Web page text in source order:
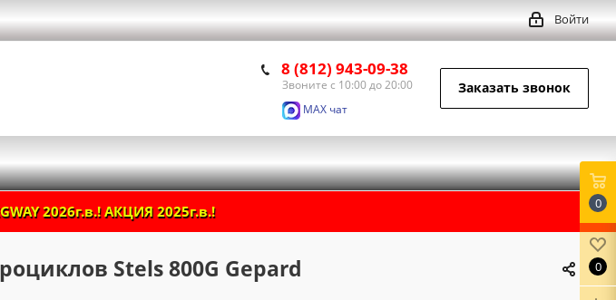
Войти
8 (812) 943-09-38
Звоните с 10:00 до 20:00
MAX чат
Заказать звонок
2026г.в.! АКЦИЯ 2025г.в.!
Stels 800G Gepard
0
0